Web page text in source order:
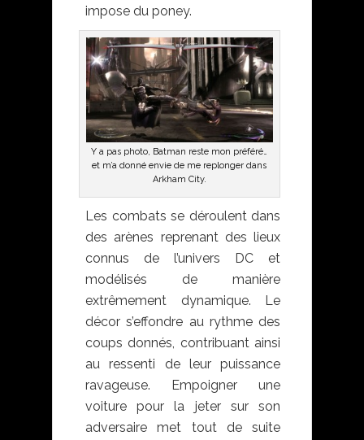
impose du poney.
Y a pas photo, Batman reste mon préféré…
et m’a donné envie de me replonger dans
Arkham City.
Les combats se déroulent dans
des arènes reprenant des lieux
connus de l’univers DC et
modélisés de manière
extrêmement dynamique. Le
décor s’effondre au rythme des
coups donnés, contribuant ainsi
au ressenti de leur puissance
ravageuse. Empoigner une
voiture pour la jeter sur son
adversaire met tout de suite